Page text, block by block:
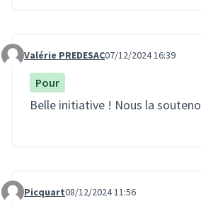
Commentaire 3150
Valérie PREDESAC07/12/2024 16:39
Pour
Belle initiative ! Nous la
Commentaire 3176
Picquart08/12/2024 11:56